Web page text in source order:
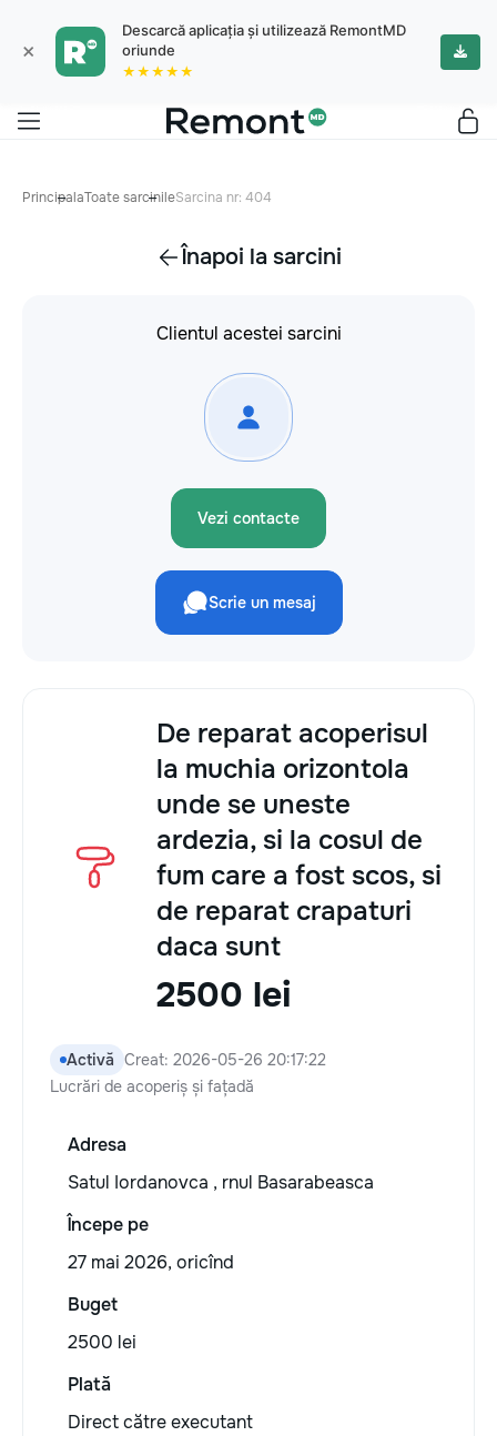
×
Descarcă aplicația și utilizează RemontMD
oriunde
★★★★★
PrincipalaToate sarcinileSarcina nr: 404
Înapoi la sarcini
Clientul acestei sarcini
Vezi contacte
Scrie un mesaj
De reparat acoperisul
la muchia orizontola
unde se uneste
ardezia, si la cosul de
fum care a fost scos, si
de reparat crapaturi
daca sunt
2500 lei
Activă Creat: 2026-05-26 20:17:22
Lucrări de acoperiș și fațadă
Adresa
Satul Iordanovca , rnul Basarabeasca
Începe pe
27 mai 2026, oricînd
Buget
2500 lei
Plată
Direct către executant